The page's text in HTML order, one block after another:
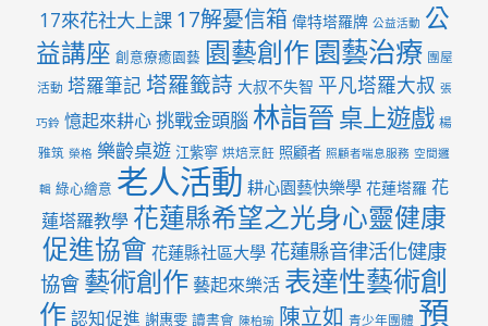
17來花社大上課 17解憂信箱 偉特塔羅牌 公益活動 公
益講座 創意療癒園藝 園藝創作 園藝治療 團屋
活動 塔羅筆記 塔羅籤詩 大叔不失智 平凡塔羅大叔 張
巧鈴 憶起來耕心挑戰金頭腦 林詣晉桌上遊戲 楊
雅筑 榮格 樂齡桌遊 江紫寧 烘焙烹飪 照顧者 照顧者喘息服務 空間邏
輯 綠心繪意 老人活動 耕心園藝快樂學 花蓮塔羅 花
蓮塔羅教學 花蓮縣希望之光身心靈健康
促進協會 花蓮縣社區大學 花蓮縣音律活化健康
協會 藝術創作藝起來樂活 表達性藝術創
作 認知促進 謝惠雯 讀書會 陳柏瑜 陳立如 青少年團體 預